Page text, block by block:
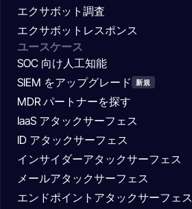
エクサボット調査
エクサボットレスポンス
ユースケース
SOC 向け人工知能
SIEM をアップグレード
新規
MDR パートナーを探す
IaaS アタックサーフェス
ID アタックサーフェス
インサイダーアタックサーフェス
メールアタックサーフェス
エンドポイントアタックサーフェス